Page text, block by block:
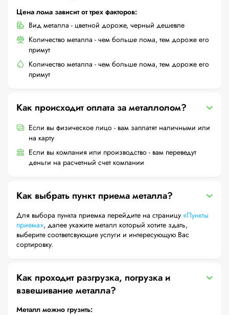
Цена лома зависит от трех факторов:
Вид металла - цветной дороже, черный дешевле
Количество металла - чем больше лома, тем дороже его
примут
Количество металла - чем больше лома, тем дороже его
примут
Как происходит оплата за металлолом?
Если вы физическое лицо - вам заплатят наличными или
на карту
Если вы компания или производство - вам переведут
деньги на расчетный счет компании
Как выбрать пункт приема металла?
Для выбора пункта приемка перейдите на страницу «Пункты
приема», далее укажите металл который хотите здать,
выберите соответсвующие услуги и интересующую Вас
сортировку.
Как проходит разгрузка, погрузка и
взвешивание металла?
Металл можно грузить: